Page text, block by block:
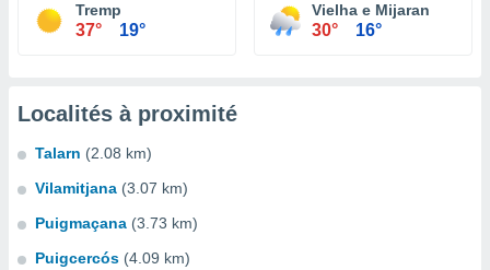
Tremp
37° 19°
Vielha e Mijaran
30° 16°
Localités à proximité
Talarn (2.08 km)
Vilamitjana (3.07 km)
Puigmaçana (3.73 km)
Puigcercós (4.09 km)